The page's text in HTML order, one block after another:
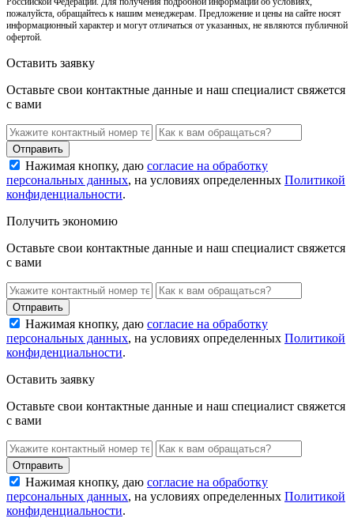
пожалуйста, обращайтесь к нашим менеджерам. Предложение и цены на сайте носят
информационный характер и могут отличаться от указанных, не являются публичной
офертой.
Оставить заявку
Оставьте свои контактные данные и наш специалист свяжется
с вами
Нажимая кнопку, даю согласие на обработку
персональных данных, на условиях определенных Политикой
конфиденциальности.
Получить экономию
Оставьте свои контактные данные и наш специалист свяжется
с вами
Нажимая кнопку, даю согласие на обработку
персональных данных, на условиях определенных Политикой
конфиденциальности.
Оставить заявку
Оставьте свои контактные данные и наш специалист свяжется
с вами
Нажимая кнопку, даю согласие на обработку
персональных данных, на условиях определенных Политикой
конфиденциальности.